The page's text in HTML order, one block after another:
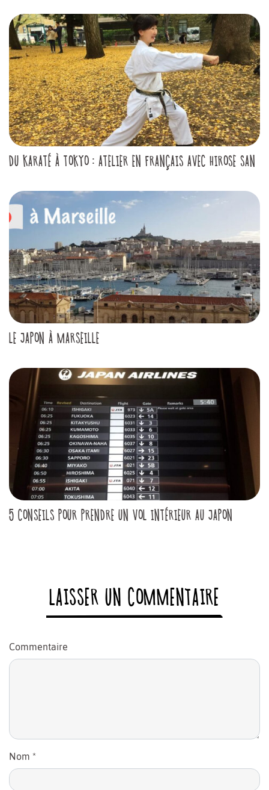
DU KARATÉ À TOKYO : ATELIER EN FRANÇAIS AVEC HIROSE SAN
LE JAPON À MARSEILLE
5 CONSEILS POUR PRENDRE UN VOL INTÉRIEUR AU JAPON
LAISSER UN COMMENTAIRE
Commentaire
Nom *